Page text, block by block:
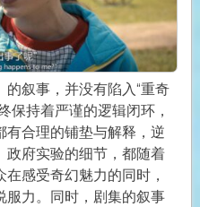
叙事，并没有陷入“重奇
保持着严谨的逻辑闭环，
有合理的铺垫与解释，逆
政府实验的细节，都随着
感受奇幻魅力的同时，
服力。同时，剧集的叙事